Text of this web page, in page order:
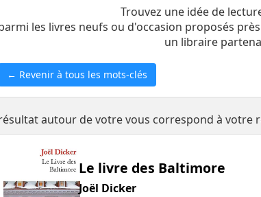
Trouvez une idée de
les livres neufs ou d'occasion proposés
un libraire
← Revenir à tous les mots-clés
autour de votre vous correspond à votre
Le livre des Baltimore
Joël Dicker